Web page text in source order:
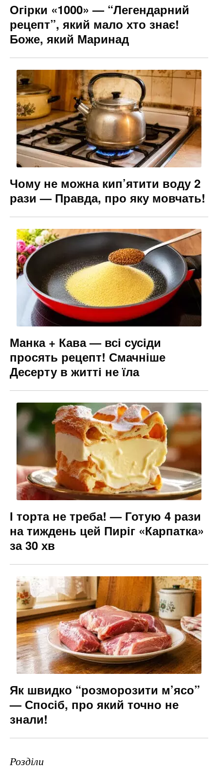
Огірки «1000» — “Легендарний
рецепт”, який мало хто знає!
Боже, який Маринад
Чому не можна кип’ятити воду 2
рази — Правда, про яку мовчать!
Манка + Кава — всі сусіди
просять рецепт! Смачніше
Десерту в житті не їла
І торта не треба! — Готую 4 рази
на тиждень цей Пиріг «Карпатка»
за 30 хв
Як швидко “розморозити м’ясо”
— Спосіб, про який точно не
знали!
Розділи